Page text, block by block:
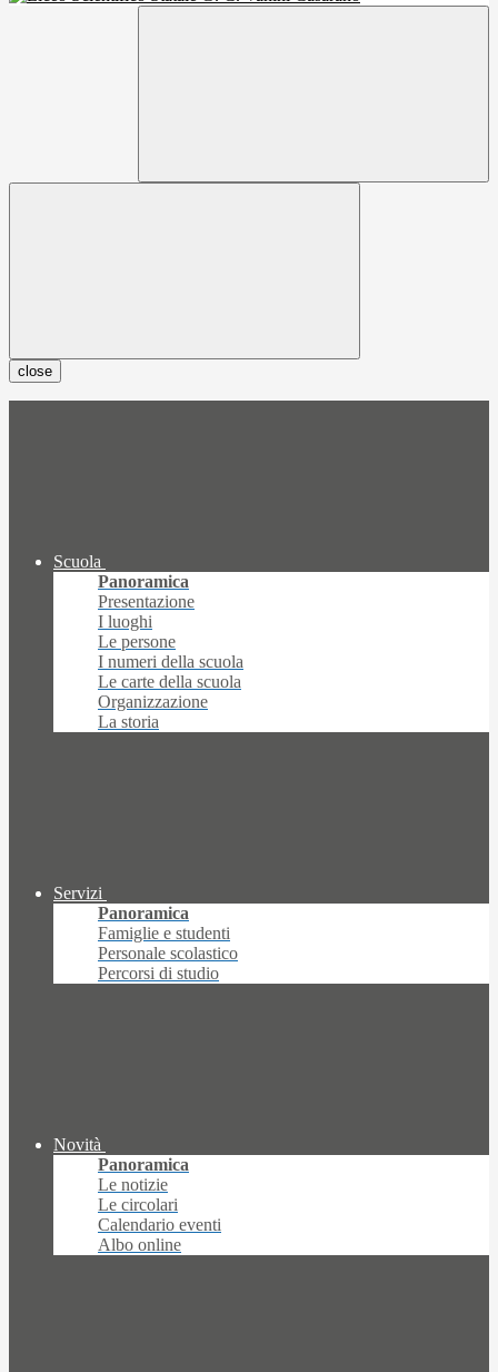
close
Scuola
Panoramica
Presentazione
I luoghi
Le persone
I numeri della scuola
Le carte della scuola
Organizzazione
La storia
Servizi
Panoramica
Famiglie e studenti
Personale scolastico
Percorsi di studio
Novità
Panoramica
Le notizie
Le circolari
Calendario eventi
Albo online